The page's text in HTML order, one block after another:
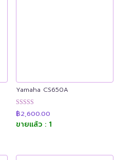
Yamaha CS650A
ให้คะแนน
4.91
ตั้งแต่ 1-5
฿2,600.00
ขายแล้ว : 1